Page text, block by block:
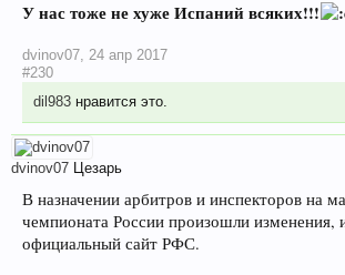
У нас тоже не хуже Испаний всяких!!!
dvinov07, 24 апр 2017
#230
dil983 нравится это.
dvinov07 Цезарь
В назначении арбитров и инспекторов на
чемпионата России произошли изменения,
официальный сайт РФС.